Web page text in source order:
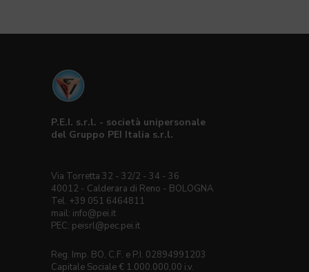
P.E.I. s.r.l. - società unipersonale
del Gruppo PEI Italia s.r.l.
Via Torretta 32 - 32/2 - 34 - 36
40012 - Calderara di Reno - BOLOGNA
Tel. +39 051 6464811
mail: info@pei.it
PEC: peisrl@pec.pei.it
Reg. Imp. BO, C.F. e P.I. 02894991203
Capitale Sociale € 1.000.000,00 i.v.